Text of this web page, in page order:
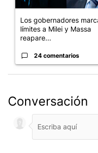
Los gobernadores
límites a Milei y Massa
reapare...
24 comentarios
Conversación